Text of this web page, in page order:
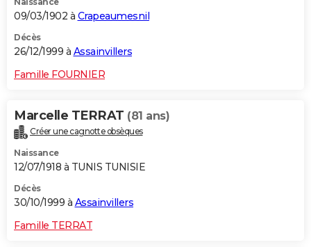
09/03/1902 à Crapeaumesnil
Décès
26/12/1999 à Assainvillers
Famille FOURNIER
Marcelle TERRAT (81 ans)
Créer une cagnotte obsèques
Naissance
12/07/1918 à TUNIS TUNISIE
Décès
30/10/1999 à Assainvillers
Famille TERRAT